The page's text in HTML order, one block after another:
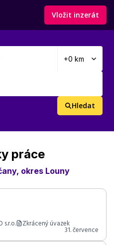
Vložit inzerát
Hledat
práce
okres Louny
s.r.o. Zkrácený úvazek
31. července